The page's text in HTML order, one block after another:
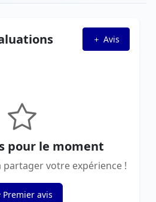
Avis
pour le moment
partager votre expérience !
Premier avis